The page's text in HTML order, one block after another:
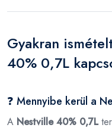
Gyakran
40% 0,7L
❓ Mennyibe kerül a
A Nestville 40% 0,7L